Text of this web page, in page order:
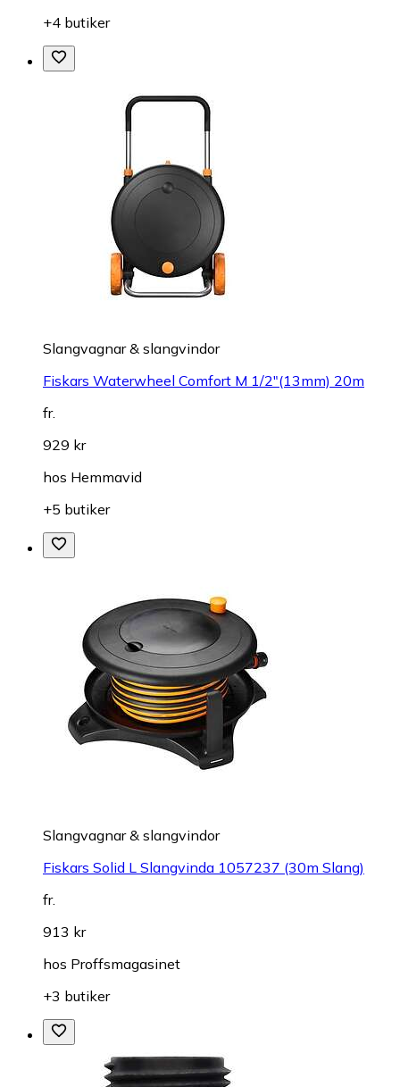
+4 butiker
Slangvagnar & slangvindor
Fiskars Waterwheel Comfort M 1/2"(13mm) 20m
fr.
929 kr
hos Hemmavid
+5 butiker
Slangvagnar & slangvindor
Fiskars Solid L Slangvinda 1057237 (30m Slang)
fr.
913 kr
hos Proffsmagasinet
+3 butiker